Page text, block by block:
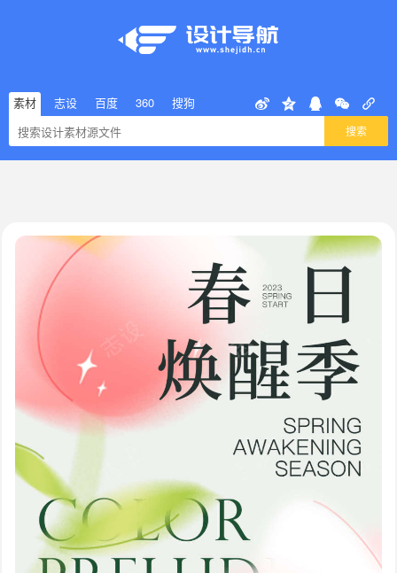
素材 志设 百度 360 搜狗
搜索